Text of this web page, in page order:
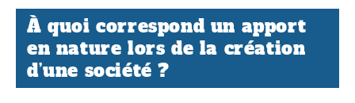
À quoi correspond un apport
en nature lors de la création
d’une société ?